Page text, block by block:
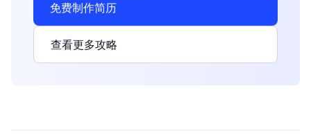
免费制作简历
查看更多攻略